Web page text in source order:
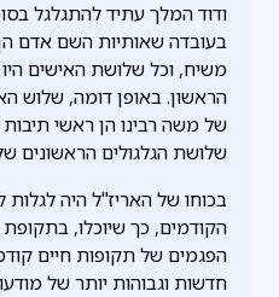
ודוד המלך עתיד להתגלגל
בעובדה שאותיות השם אדם
משיח, וכל שלושת האישים
הראשון. באופן דומה, שלוש
של משה רבינו הן ראשי
שלושת הגלגולים הראשונים
בכוחו של האריז"ל היה לגלות
הקודמים, כך שיוכלו,
הפגמים של תקופות חיים
חדשות וגבוהות יותר של